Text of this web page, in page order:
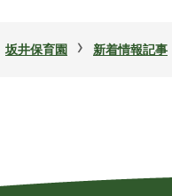
坂井保育園 › 新着情報記事